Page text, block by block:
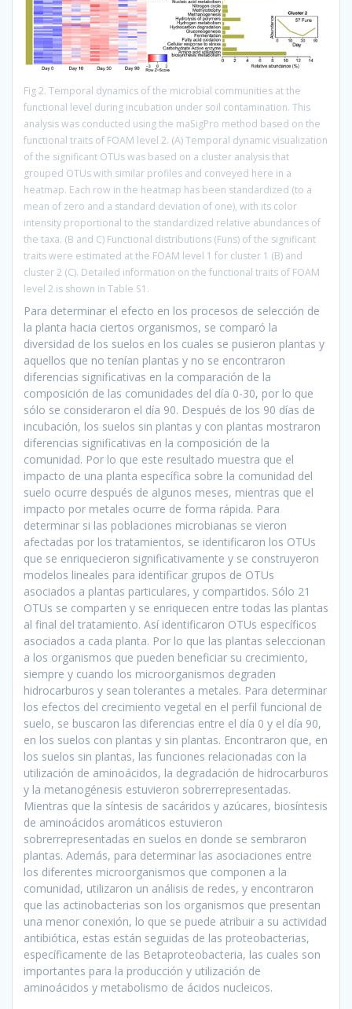
Fig 2. Temporal dynamics of the microbial communities at the
functional level during incubation under soil contamination. This
analysis was conducted using the maSigPro method based on the
functional traits of FOAM level 2. (A) Temporal dynamic visualization
of the significant OTUs was based on a cluster analysis that
grouped OTUs with similar profiles and conveyed here in a
heatmap. Each row in the heatmap has been standardized (to a
mean of zero and a standard deviation of one), with its color
intensity proportional to the standardized relative abundances of
the taxa. (B and C) Functional distributions (Funs) of the significant
traits were estimated at the FOAM level 1 for cluster 1 (B) and
cluster 2 (C). Detailed information on the functional traits of FOAM
level 2 is shown in Table S1.
Para determinar el efecto en los procesos de selección de
la planta hacia ciertos organismos, se comparó la
diversidad de los suelos en los cuales se pusieron plantas y
aquellos que no tenían plantas y no se encontraron
diferencias significativas en la comparación de la
composición de las comunidades del día 0-30, por lo que
sólo se consideraron el día 90. Después de los 90 días de
incubación, los suelos sin plantas y con plantas mostraron
diferencias significativas en la composición de la
comunidad. Por lo que este resultado muestra que el
impacto de una planta específica sobre la comunidad del
suelo ocurre después de algunos meses, mientras que el
impacto por metales ocurre de forma rápida. Para
determinar si las poblaciones microbianas se vieron
afectadas por los tratamientos, se identificaron los OTUs
que se enriquecieron significativamente y se construyeron
modelos lineales para identificar grupos de OTUs
asociados a plantas particulares, y compartidos. Sólo 21
OTUs se comparten y se enriquecen entre todas las plantas
al final del tratamiento. Así identificaron OTUs específicos
asociados a cada planta. Por lo que las plantas seleccionan
a los organismos que pueden beneficiar su crecimiento,
siempre y cuando los microorganismos degraden
hidrocarburos y sean tolerantes a metales. Para determinar
los efectos del crecimiento vegetal en el perfil funcional de
suelo, se buscaron las diferencias entre el día 0 y el día 90,
en los suelos con plantas y sin plantas. Encontraron que, en
los suelos sin plantas, las funciones relacionadas con la
utilización de aminoácidos, la degradación de hidrocarburos
y la metanogénesis estuvieron sobrerrepresentadas.
Mientras que la síntesis de sacáridos y azúcares, biosíntesis
de aminoácidos aromáticos estuvieron
sobrerrepresentadas en suelos en donde se sembraron
plantas. Además, para determinar las asociaciones entre
los diferentes microorganismos que componen a la
comunidad, utilizaron un análisis de redes, y encontraron
que las actinobacterias son los organismos que presentan
una menor conexión, lo que se puede atribuir a su actividad
antibiótica, estas están seguidas de las proteobacterias,
específicamente de las Betaproteobacteria, las cuales son
importantes para la producción y utilización de
aminoácidos y metabolismo de ácidos nucleicos.